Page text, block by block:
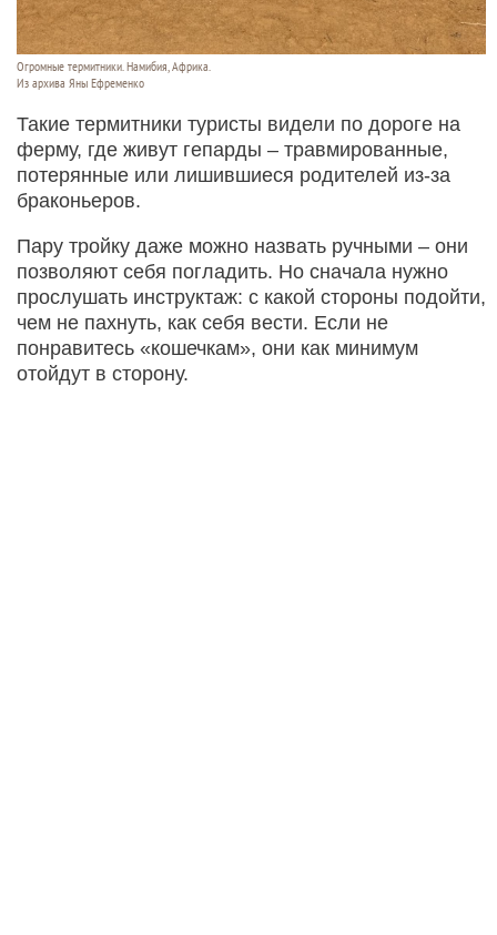
Огромные термитники. Намибия, Африка.
Из архива Яны Ефременко
Такие термитники туристы видели по дороге на
ферму, где живут гепарды – травмированные,
потерянные или лишившиеся родителей из-за
браконьеров.
Пару тройку даже можно назвать ручными – они
позволяют себя погладить. Но сначала нужно
прослушать инструктаж: с какой стороны подойти,
чем не пахнуть, как себя вести. Если не
понравитесь «кошечкам», они как минимум
отойдут в сторону.